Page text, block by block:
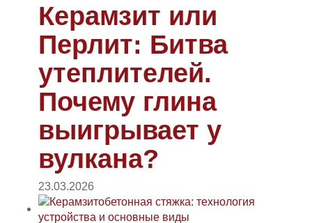
Керамзит или
Перлит: Битва
утеплителей.
Почему глина
выигрывает у
вулкана?
23.03.2026